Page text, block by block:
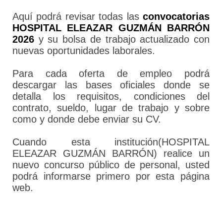
Aquí podrá revisar todas las convocatorias
HOSPITAL ELEAZAR GUZMÁN BARRÓN
2026 y su bolsa de trabajo actualizado con
nuevas oportunidades laborales.
Para cada oferta de empleo podrá
descargar las bases oficiales donde se
detalla los requisitos, condiciones del
contrato, sueldo, lugar de trabajo y sobre
como y donde debe enviar su CV.
Cuando esta institución(HOSPITAL
ELEAZAR GUZMÁN BARRÓN) realice un
nuevo concurso público de personal, usted
podrá informarse primero por esta página
web.